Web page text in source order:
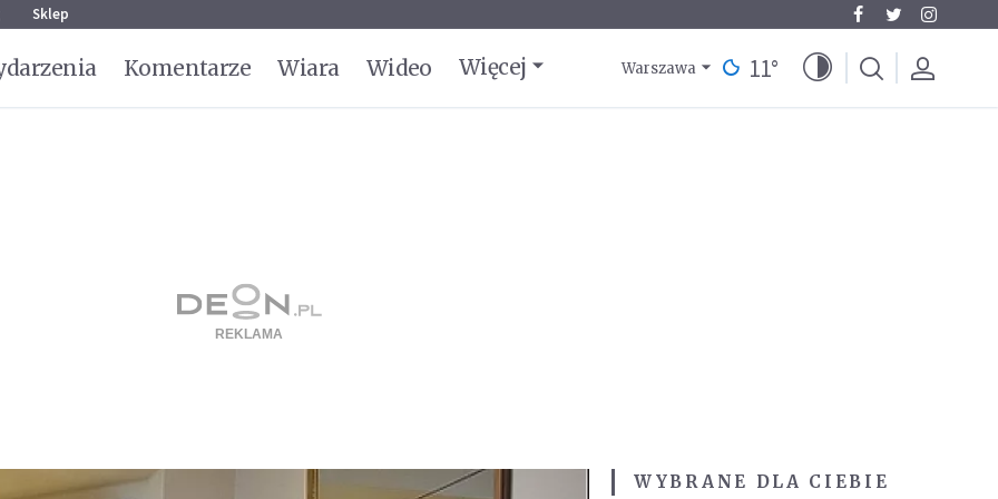
Sklep
Komentarze Wiara Wideo Więcej Warszawa 11°
WYBRANE DLA CIEBIE